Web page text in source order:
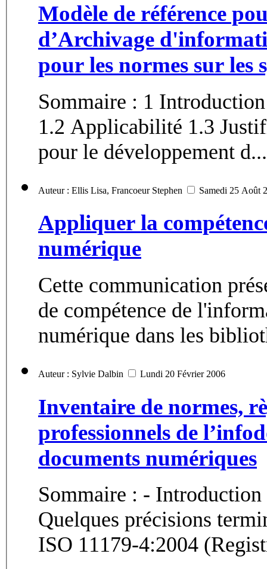
Modèle de référence
d’Archivage
pour les normes sur les
Sommaire : 1
1.2 Applicabilité 1.3 Justifications 1.4
pour le développement d...
Auteur : Ellis Lisa, Francoeur Stephen Samedi 25 Août
Appliquer la
numérique
Cette communication
de compétence de
numérique dans les
Auteur : Sylvie Dalbin Lundi 20 Février 2006
Inventaire de normes,
professionnels de
documents numériques
Sommaire : - Introduction - Contexte de ce document -
Quelques précisions
ISO 11179-4:2004